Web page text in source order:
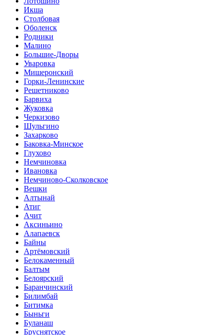
Икша
Столбовая
Оболенск
Родники
Малино
Большие-Дворы
Уваровка
Мишеронский
Горки-Ленинские
Решетниково
Барвиха
Жуковка
Черкизово
Шульгино
Захарково
Баковка-Минское
Глухово
Немчиновка
Ивановка
Немчиново-Сколковское
Вешки
Алтынай
Атиг
Ачит
Аксиньино
Алапаевск
Байны
Артёмовский
Белокаменный
Балтым
Белоярский
Баранчинский
Билимбай
Битимка
Быньги
Буланаш
Бруснятское